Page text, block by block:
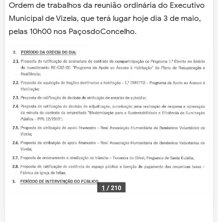
Ordem de trabalhos da reunião ordinária do Executivo
Municipal de Vizela, que terá lugar hoje dia 3 de maio,
pelas 10h00 nos PaçosdoConcelho.